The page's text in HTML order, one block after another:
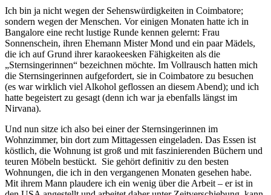
Ich bin ja nicht wegen der Sehenswürdigkeiten in Coimbatore;
sondern wegen der Menschen. Vor einigen Monaten hatte ich in
Bangalore eine recht lustige Runde kennen gelernt: Frau
Sonnenschein, ihren Ehemann Mister Mond und ein paar Mädels,
die ich auf Grund ihrer karaokeesken Fähigkeiten als die
„Sternsingerinnen“ bezeichnen möchte. Im Vollrausch hatten mich
die Sternsingerinnen aufgefordert, sie in Coimbatore zu besuchen
(es war wirklich viel Alkohol geflossen an diesem Abend); und ich
hatte begeistert zu gesagt (denn ich war ja ebenfalls längst im
Nirvana).
Und nun sitze ich also bei einer der Sternsingerinnen im
Wohnzimmer, bin dort zum Mittagessen eingeladen. Das Essen ist
köstlich, die Wohnung ist groß und mit faszinierenden Büchern und
teuren Möbeln bestückt. Sie gehört definitiv zu den besten
Wohnungen, die ich in den vergangenen Monaten gesehen habe.
Mit ihrem Mann plaudere ich ein wenig über die Arbeit – er ist in